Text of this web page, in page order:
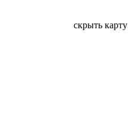
скрыть карту